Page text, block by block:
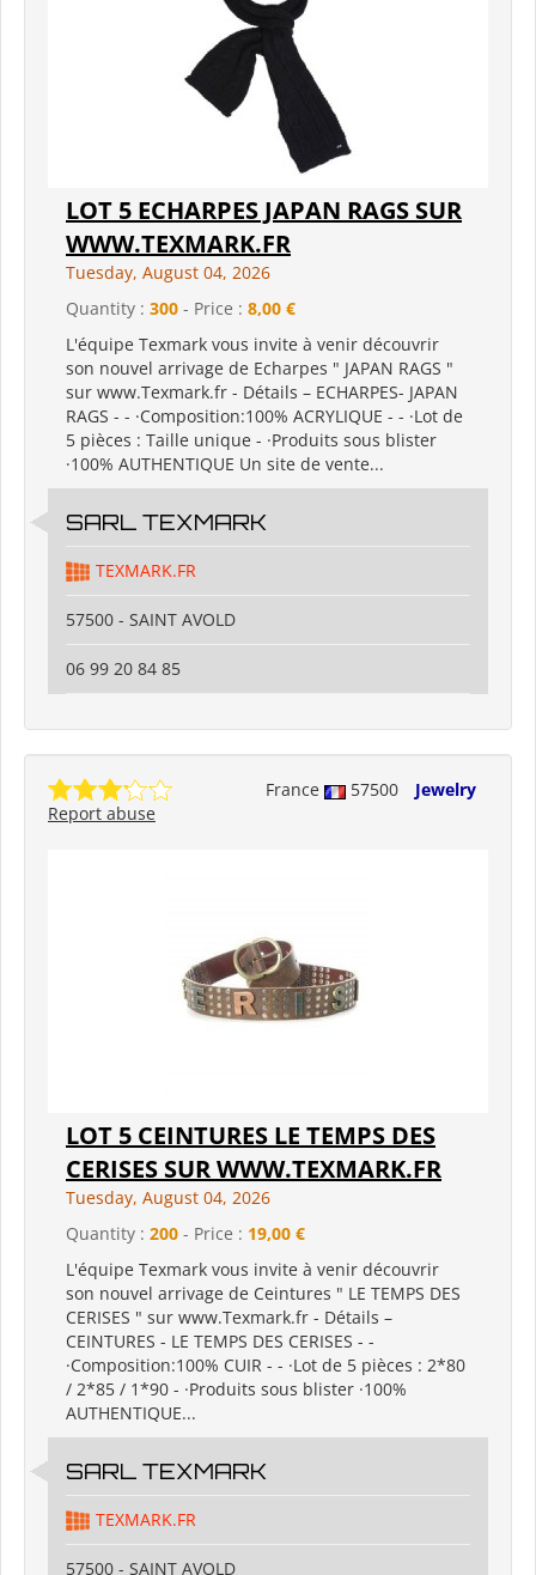
LOT 5 ECHARPES JAPAN RAGS SUR
WWW.TEXMARK.FR
Tuesday, August 04, 2026
Quantity : 300 - Price : 8,00 €
L'équipe Texmark vous invite à venir découvrir
son nouvel arrivage de Echarpes " JAPAN RAGS "
sur www.Texmark.fr - Détails – ECHARPES- JAPAN
RAGS - - ·Composition:100% ACRYLIQUE - - ·Lot de
5 pièces : Taille unique - ·Produits sous blister
·100% AUTHENTIQUE Un site de vente...
SARL TEXMARK
TEXMARK.FR
57500 - SAINT AVOLD
06 99 20 84 85
France 57500
Jewelry
Report abuse
LOT 5 CEINTURES LE TEMPS DES
CERISES SUR WWW.TEXMARK.FR
Tuesday, August 04, 2026
Quantity : 200 - Price : 19,00 €
L'équipe Texmark vous invite à venir découvrir
son nouvel arrivage de Ceintures " LE TEMPS DES
CERISES " sur www.Texmark.fr - Détails –
CEINTURES - LE TEMPS DES CERISES - -
·Composition:100% CUIR - - ·Lot de 5 pièces : 2*80
/ 2*85 / 1*90 - ·Produits sous blister ·100%
AUTHENTIQUE...
SARL TEXMARK
TEXMARK.FR
57500 - SAINT AVOLD